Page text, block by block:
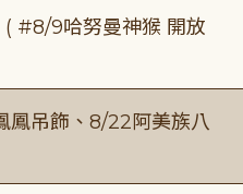
( #8/9哈努曼神猴 開放
鳳吊飾、8/22阿美族八